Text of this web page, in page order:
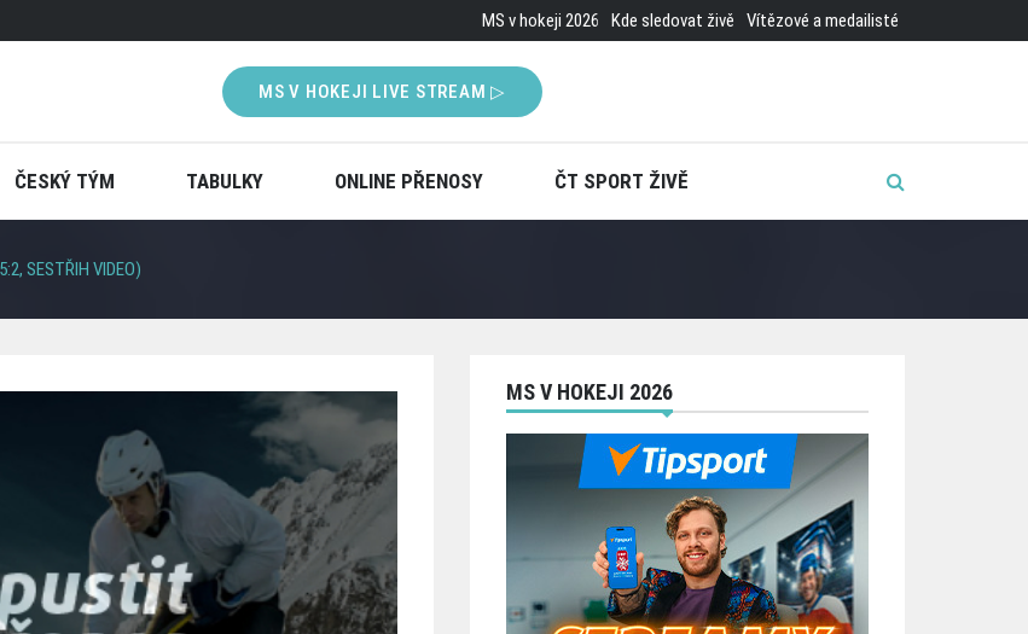
MS v hokeji 2026 Kde sledovat živě Vítězové a medailisté
MS V HOKEJI LIVE STREAM ▷
ČESKÝ TÝM TABULKY ONLINE PŘENOSY ČT SPORT ŽIVĚ
SESTŘIH VIDEO)
MS V HOKEJI 2026